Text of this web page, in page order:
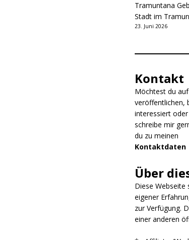
Tramuntana
Stadt im
23. Juni 2026
Kontakt
Möchtest du
veröffentlichen,
interessiert
schreibe mir
du zu meinen
Kontaktdaten
Über
Diese
eigener
zur Verfügung.
einer anderen